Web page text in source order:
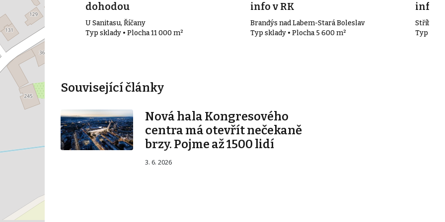
dohodou
U Sanitasu, Říčany
Typ sklady • Plocha 11 000 m²
info v RK
Brandýs nad Labem-Stará Boleslav
Typ sklady • Plocha 5 600 m²
info v
Stříbrná
Typ
Související články
Nová hala Kongresového
centra má otevřít nečekaně
brzy. Pojme až 1500 lidí
3. 6. 2026